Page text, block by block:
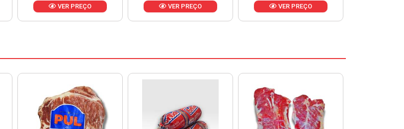
VER PREÇO VER PREÇO VER PREÇO